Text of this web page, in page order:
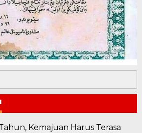
Kemajuan Harus Terasa